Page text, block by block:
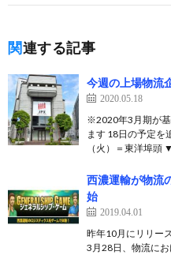
関連する記事
今週の上場物流
2020.05.18
※2020年3月期が基
ます 18日の予定
（火）＝東洋埠頭
西濃運輸が物流
始
2019.04.01
昨年10月にリリー
3月28日、物流に